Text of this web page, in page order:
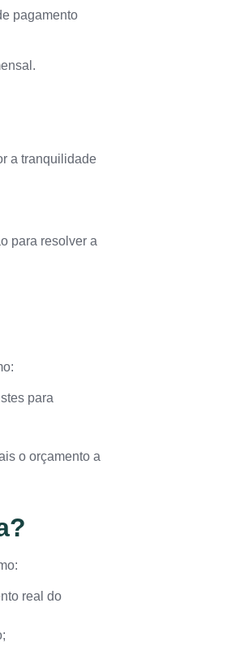
pagamento
a tranquilidade
para resolver a
para
o orçamento a
real do